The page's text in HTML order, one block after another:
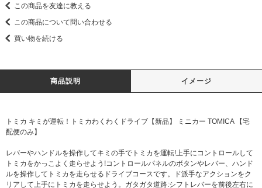
この商品を友達に教える
この商品について問い合わせる
買い物を続ける
商品説明 イメージ
トミカ キミが運転！トミカわくわくドライブ【新品】 ミニカー TOMICA 【宅
配便のみ】
レバーやハンドルを操作してキミの手でトミカを運転!上手にコントロールして
トミカをかっこよく走らせよう!コントロールパネルのボタンやレバー、ハンド
ルを操作してトミカを走らせるドライブコースです。ド派手なアクションをク
リアして上手にトミカを走らせよう。ガタガタ道路:シフトレバーを前後左右に